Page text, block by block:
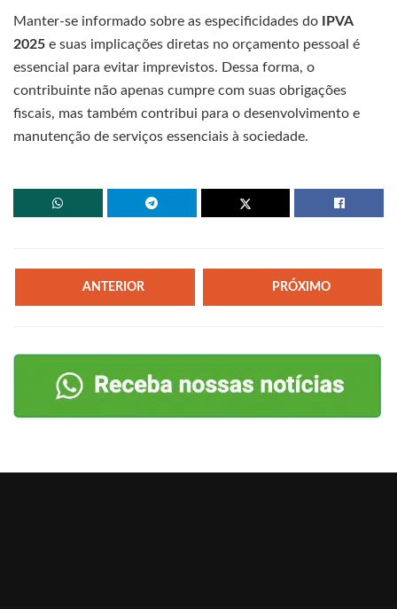
Manter-se informado sobre as especificidades do
IPVA
2025 e suas implicações diretas no orçamento pessoal é
essencial para evitar imprevistos. Dessa forma, o
contribuinte não apenas cumpre com suas obrigações
fiscais, mas também contribui para o desenvolvimento e
manutenção de serviços essenciais à sociedade.
ANTERIOR PRÓXIMO